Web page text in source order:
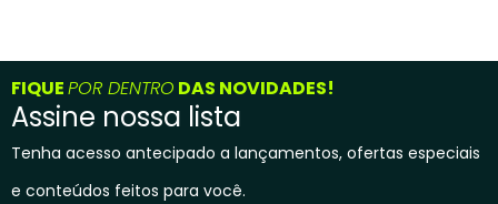
FIQUEPOR DENTRO DAS NOVIDADES!
Assine nossa lista
Tenha acesso antecipado a lançamentos, ofertas especiais
e conteúdos feitos para você.